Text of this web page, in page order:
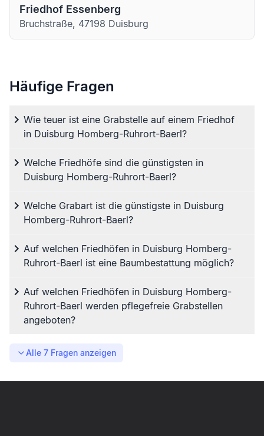
Friedhof Essenberg
Bruchstraße, 47198 Duisburg
Häufige Fragen
Wie teuer ist eine Grabstelle auf einem Friedhof
in Duisburg Homberg-Ruhrort-Baerl?
Welche Friedhöfe sind die günstigsten in
Duisburg Homberg-Ruhrort-Baerl?
Welche Grabart ist die günstigste in Duisburg
Homberg-Ruhrort-Baerl?
Auf welchen Friedhöfen in Duisburg Homberg-
Ruhrort-Baerl ist eine Baumbestattung möglich?
Auf welchen Friedhöfen in Duisburg Homberg-
Ruhrort-Baerl werden pflegefreie Grabstellen
angeboten?
Alle 7 Fragen anzeigen